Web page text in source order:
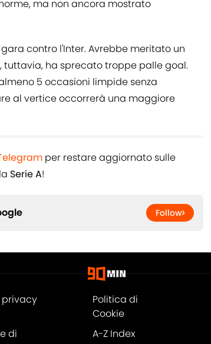
ma non ancora mostrato
contro l'Inter. Avrebbe meritato un
tuttavia, ha sprecato troppe palle goal.
5 occasioni limpide senza
al vertice occorrerà una maggiore
per restare aggiornato sulle
Serie A!
Follow
privacy
Politica di
Cookie
di
A-Z Index